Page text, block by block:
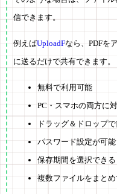
信できます。
例えばUploadFなら、PDFを
に送るだけで共有できます。
無料で利用可能
PC・スマホの両方に
ドラッグ＆ドロップ
パスワード設定が可能
保存期間を選択できる
複数ファイルをまと